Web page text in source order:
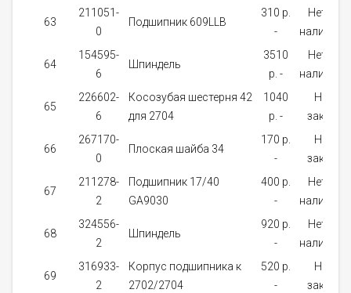
63
211051-
0
Подшипник 609LLB
310 p.
-
Нет в
наличии
64
154595-
6
Шпиндель
3510
p. -
Нет в
наличии
65
226602-
6
Косозубая шестерня 42
для 2704
1040
p. -
На
заказ
66
267170-
0
Плоская шайба 34
170 p.
-
На
заказ
67
211278-
2
Подшипник 17/40
GA9030
400 p.
-
Нет в
наличии
68
324556-
2
Шпиндель
920 p.
-
Нет в
наличии
69
316933-
2
Корпус подшипника к
2702/2704
520 p.
-
На
заказ